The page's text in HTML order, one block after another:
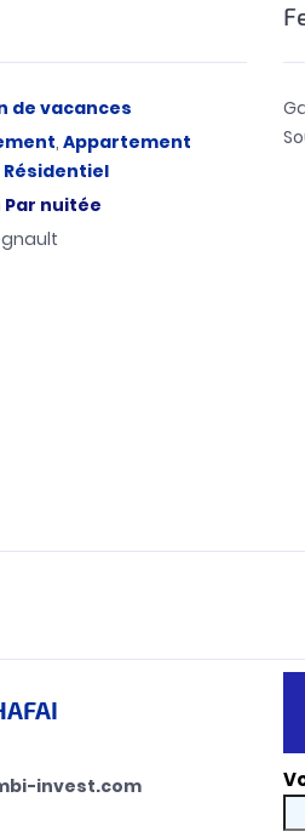
de vacances
, Appartement
Résidentiel
Par nuitée
invest.com